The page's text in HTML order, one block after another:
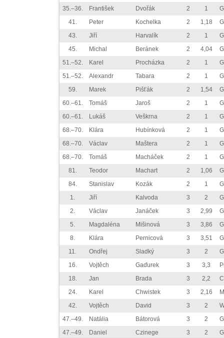
35.–36.
František Dvořák 2 1
41.
Peter Kochelka 2 1,18
43.
Jiří Harvalík 2 1
45.
Michal Beránek 2 4,04
51.–52.
Karel Procházka 2 1
51.–52.
Alexandr Tabara 2 1
59.
Marek Pišťák 2 1,54
60.–61.
Tomáš Jaroš 2 1
60.–61.
Lukáš Veškrna 2 1
68.–70.
Klára Hubínková 2 1
68.–70.
Václav Maštera 2 1
68.–70.
Tomáš Macháček 2 1
81.
Teodor Machart 2 1,06
84.
Stanislav Kozák 2 1
1.
Jiří Kalvoda 3 2
2.
Václav Janáček 3 2,99
5.
Magdaléna Mišinová 3 3,86
8.
Klára Pernicová 3 3,51
11.
Ondřej Sladký 3 2
16.
Vojtěch Gaďurek 3 3,3
18.
Jan Brada 3 2,2
24.
Karel Chwistek 3 2,16
42.
Vojtěch David 3 2
47.–49.
Natália Bátorová 3 2
47.–49.
Daniel Czinege 3 2